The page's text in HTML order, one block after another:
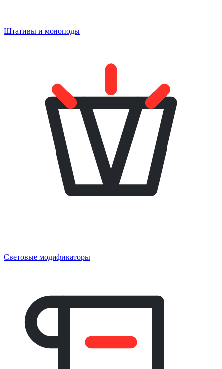
Штативы и моноподы
Световые модификаторы